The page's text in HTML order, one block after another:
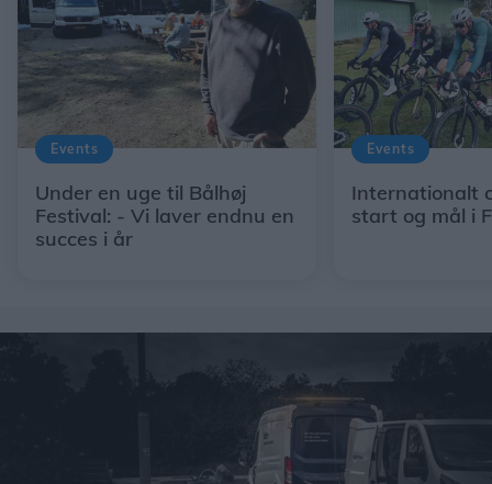
Events
Under en uge til Bålhøj
Festival: - Vi laver endnu en
succes i år
Events
Internationalt
start og mål i